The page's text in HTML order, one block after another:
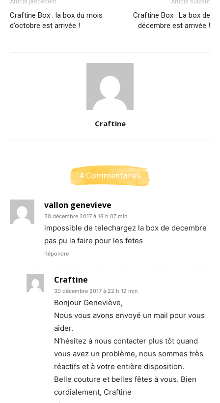
Article précédent
Craftine Box : la box du mois
d’octobre est arrivée !
Article suivant
Craftine Box : La box de
décembre est arrivée !
Craftine
4 Commentaires
vallon genevieve
30 décembre 2017 à 18 h 07 min
impossible de telechargez la box de decembre
pas pu la faire pour les fetes
Répondre
Craftine
30 décembre 2017 à 22 h 12 min
Bonjour Geneviève,
Nous vous avons envoyé un mail pour vous
aider.
N’hésitez à nous contacter plus tôt quand
vous avez un problème, nous sommes très
réactifs et à votre entière disposition.
Belle couture et belles fêtes à vous. Bien
cordialement, Craftine